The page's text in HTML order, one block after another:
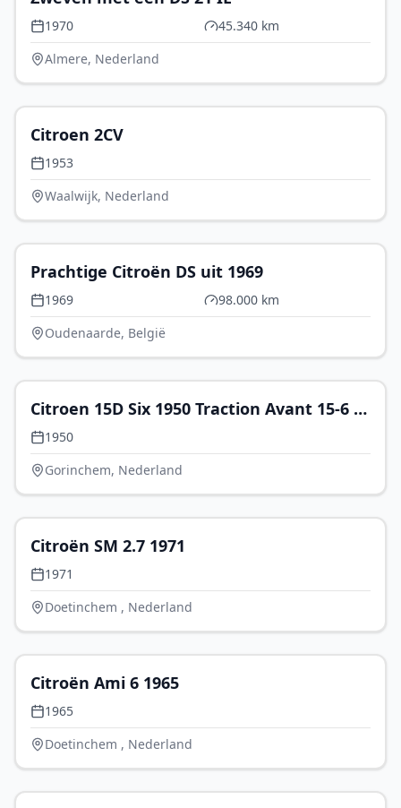
1970
45.340 km
Almere, Nederland
Citroen 2CV
1953
Waalwijk, Nederland
Prachtige Citroën DS uit 1969
1969
98.000 km
Oudenaarde, België
Citroen 15D Six 1950 Traction Avant 15-6 in
gerestaureerde staat en met
stuurbekrachtiging.
1950
Gorinchem, Nederland
Citroën SM 2.7 1971
1971
Doetinchem , Nederland
Citroën Ami 6 1965
1965
Doetinchem , Nederland